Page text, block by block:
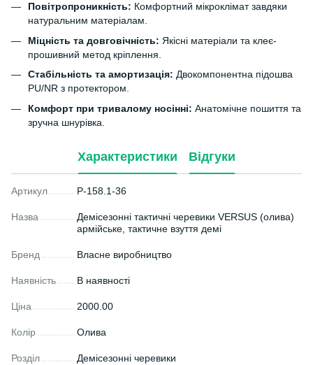
Повітропроникність: Комфортний мікроклімат завдяки
натуральним матеріалам.
Міцність та довговічність: Якісні матеріали та клеє-
прошивний метод кріплення.
Стабільність та амортизація: Двокомпонентна підошва
PU/NR з протектором.
Комфорт при тривалому носінні: Анатомічне пошиття та
зручна шнурівка.
Характеристики Відгуки
Артикул P-158.1-36
Назва
Демісезонні тактичні черевики VERSUS (олива)
армійське, тактичне взуття демі
Бренд Власне виробництво
Наявність В наявності
Ціна 2000.00
Колір Олива
Розділ Демісезонні черевики